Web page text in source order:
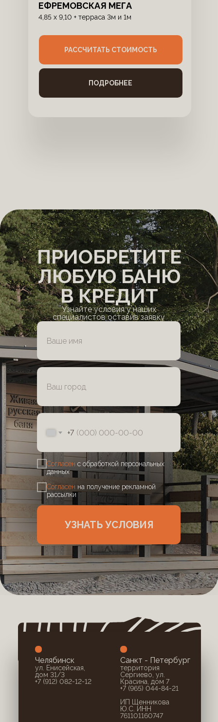
ЕФРЕМОВСКАЯ МЕГА
РАССЧИТАТЬ СТОИМОСТЬ
ПОДРОБНЕЕ
4,85 х 9,10 + терраса 3м и 1м
ПРИОБРЕТИТЕ
ЛЮБУЮ БАНЮ
В КРЕДИТ
Узнайте условия у наших
специалистов оставив заявку
+7
Согласен с обработкой персональных
данных
Согласен на получение рекламной
рассылки
УЗНАТЬ УСЛОВИЯ
Санкт - Петербург
территория
Сергиево, ул.
Красина, дом 7
+7 (965) 044-84-21
ИП Щенникова
Ю.С. ИНН
761101160747
Челябинск
ул. Енисейская,
дом 31/3
+7 (912) 082-12-12